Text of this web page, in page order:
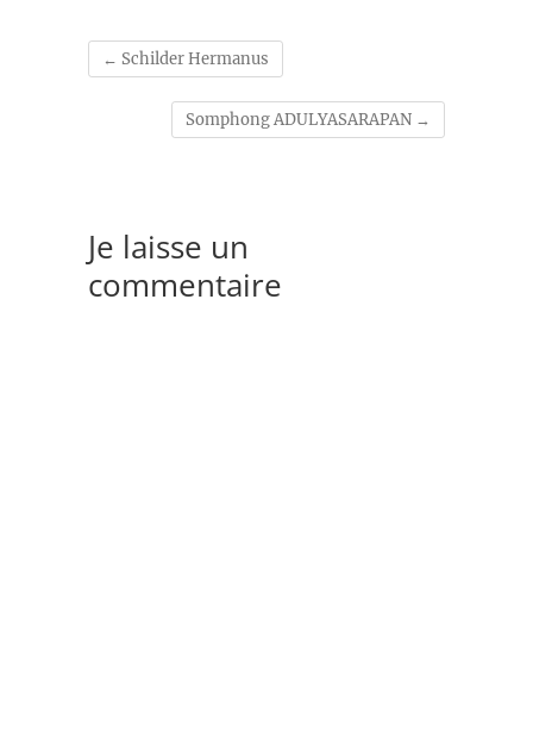
← Schilder Hermanus
Somphong ADULYASARAPAN →
Je laisse un
commentaire